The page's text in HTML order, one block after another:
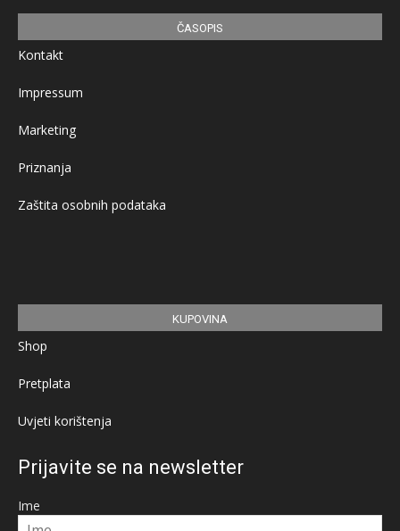
ČASOPIS
Kontakt
Impressum
Marketing
Priznanja
Zaštita osobnih podataka
KUPOVINA
Shop
Pretplata
Uvjeti korištenja
Prijavite se na newsletter
Ime